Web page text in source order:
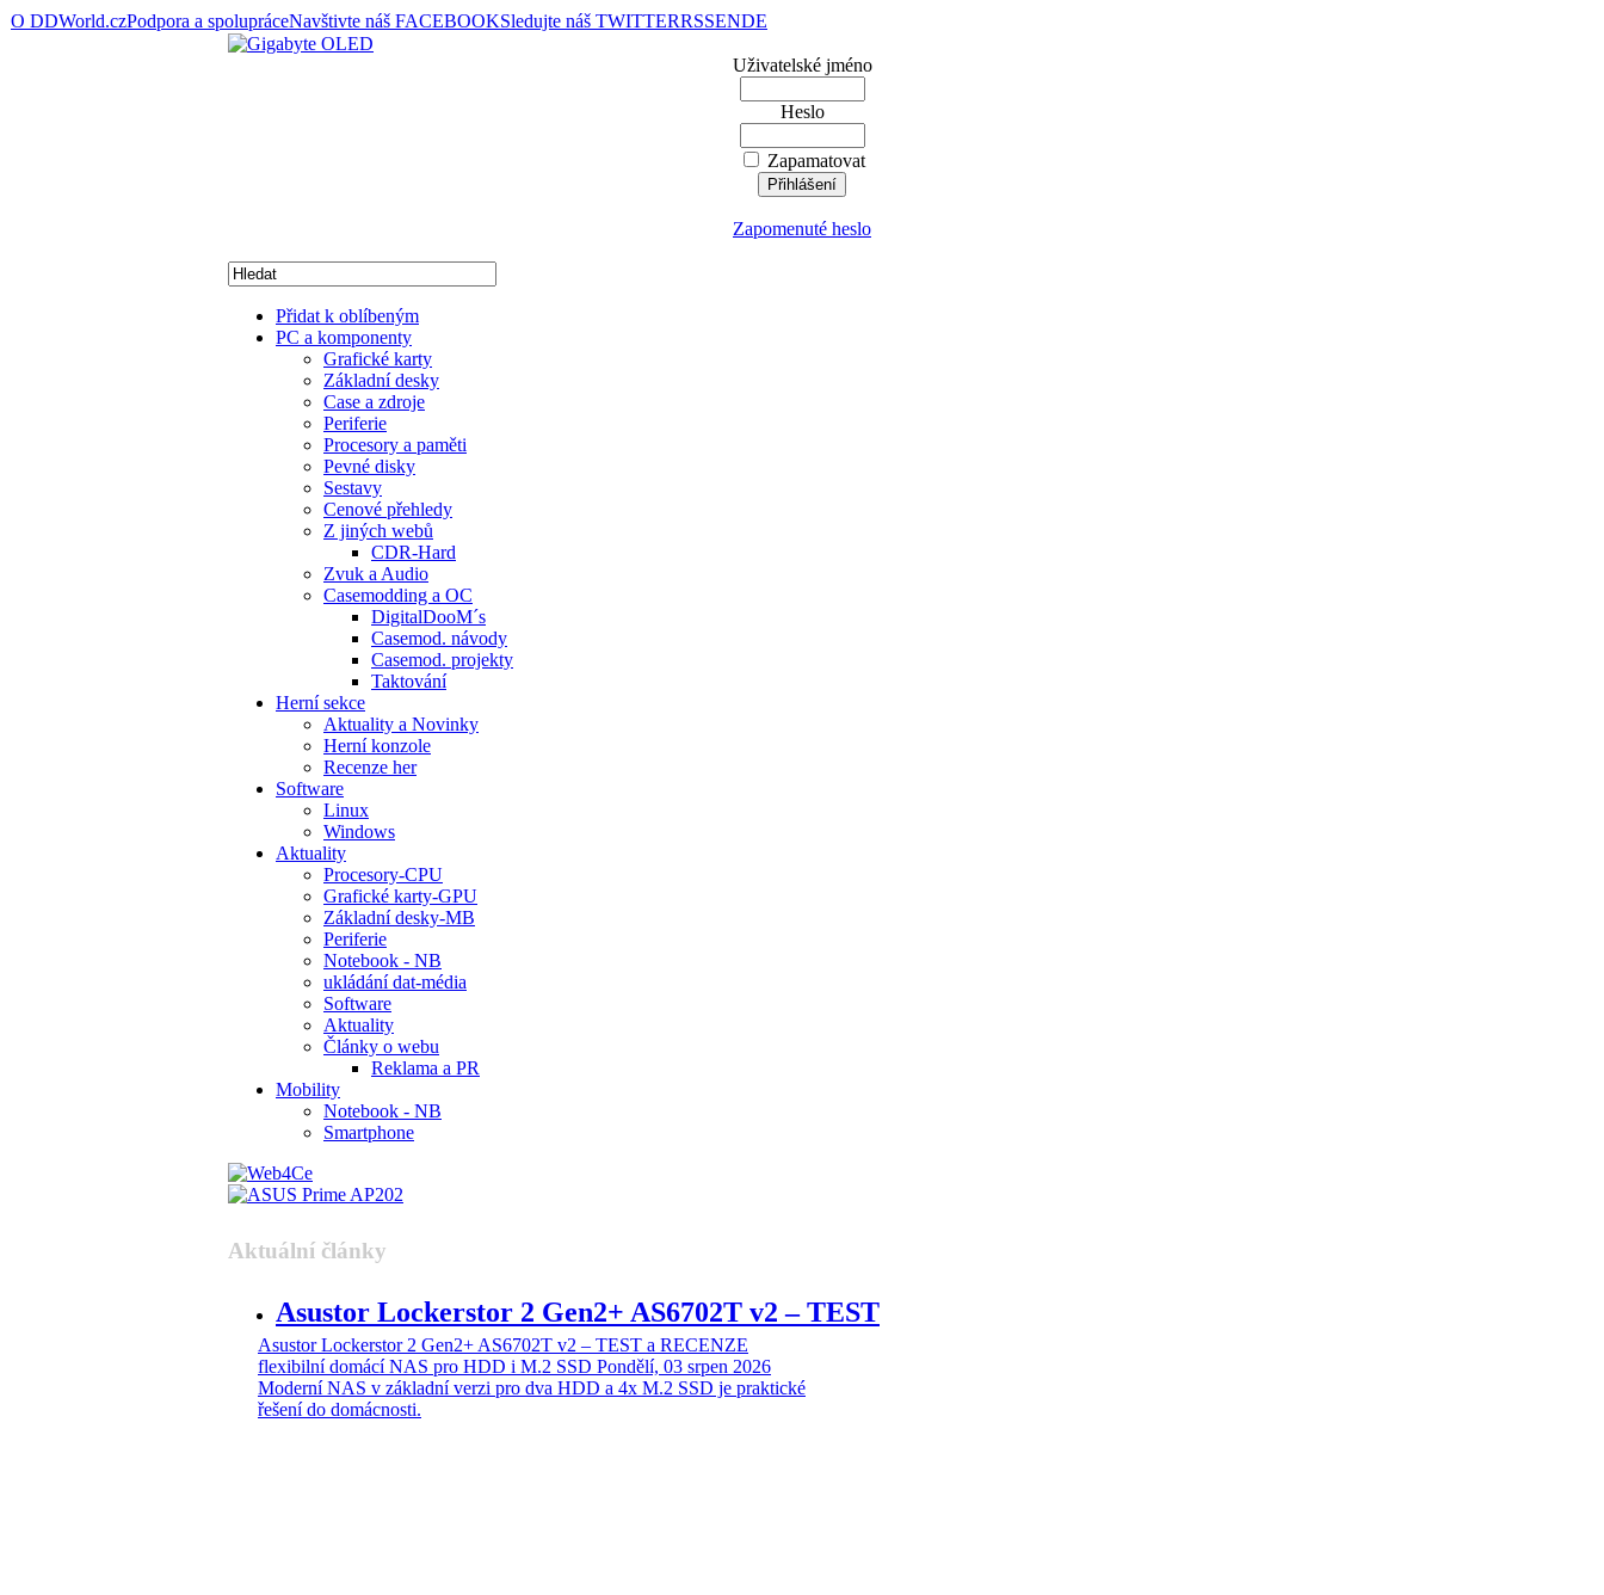
O DDWorld.czPodpora a spolupráceNavštivte náš FACEBOOKSledujte náš TWITTERRSSENDE
Uživatelské jméno
Heslo
Zapamatovat
Zapomenuté heslo
Přidat k oblíbeným
PC a komponenty
Grafické karty
Základní desky
Case a zdroje
Periferie
Procesory a paměti
Pevné disky
Sestavy
Cenové přehledy
Z jiných webů
CDR-Hard
Zvuk a Audio
Casemodding a OC
DigitalDooM´s
Casemod. návody
Casemod. projekty
Taktování
Herní sekce
Aktuality a Novinky
Herní konzole
Recenze her
Software
Linux
Windows
Aktuality
Procesory-CPU
Grafické karty-GPU
Základní desky-MB
Periferie
Notebook - NB
ukládání dat-média
Software
Aktuality
Články o webu
Reklama a PR
Mobility
Notebook - NB
Smartphone
Aktuální články
Asustor Lockerstor 2 Gen2+ AS6702T v2 – TEST
Asustor Lockerstor 2 Gen2+ AS6702T v2 – TEST a RECENZE
flexibilní domácí NAS pro HDD i M.2 SSD Pondělí, 03 srpen 2026
Moderní NAS v základní verzi pro dva HDD a 4x M.2 SSD je praktické
řešení do domácnosti.